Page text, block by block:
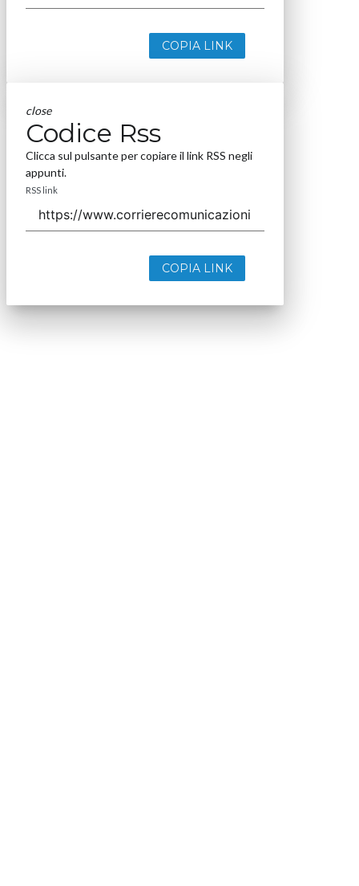
COPIA LINK
close
Codice Rss
Clicca sul pulsante per copiare il link RSS negli
appunti.
RSS link
COPIA LINK